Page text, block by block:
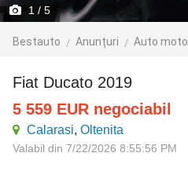
1 / 5
Bestauto Anunțuri Auto moto
Fiat Ducato 2019
5 559 EUR negociabil
Calarasi, Oltenita
Valabil din 7/22/2026 8:55:56 PM